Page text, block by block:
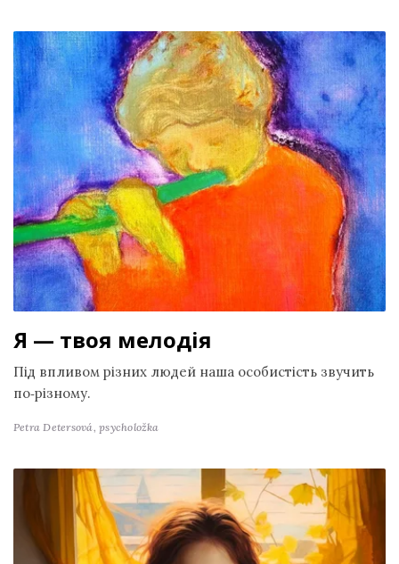
Я — твоя мелодія
Під впливом різних людей наша особистість звучить
по‑різному.
Petra Detersová,psycholožka